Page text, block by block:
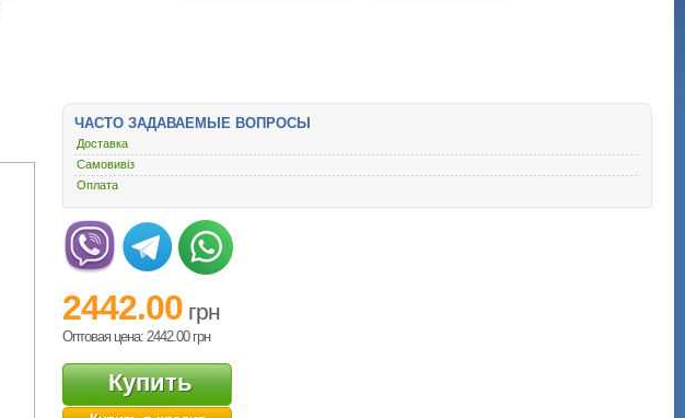
ЧАСТО ЗАДАВАЕМЫЕ ВОПРОСЫ
Доставка
Самовивіз
Оплата
2442.00 грн
Оптовая цена: 2442.00 грн
Купить